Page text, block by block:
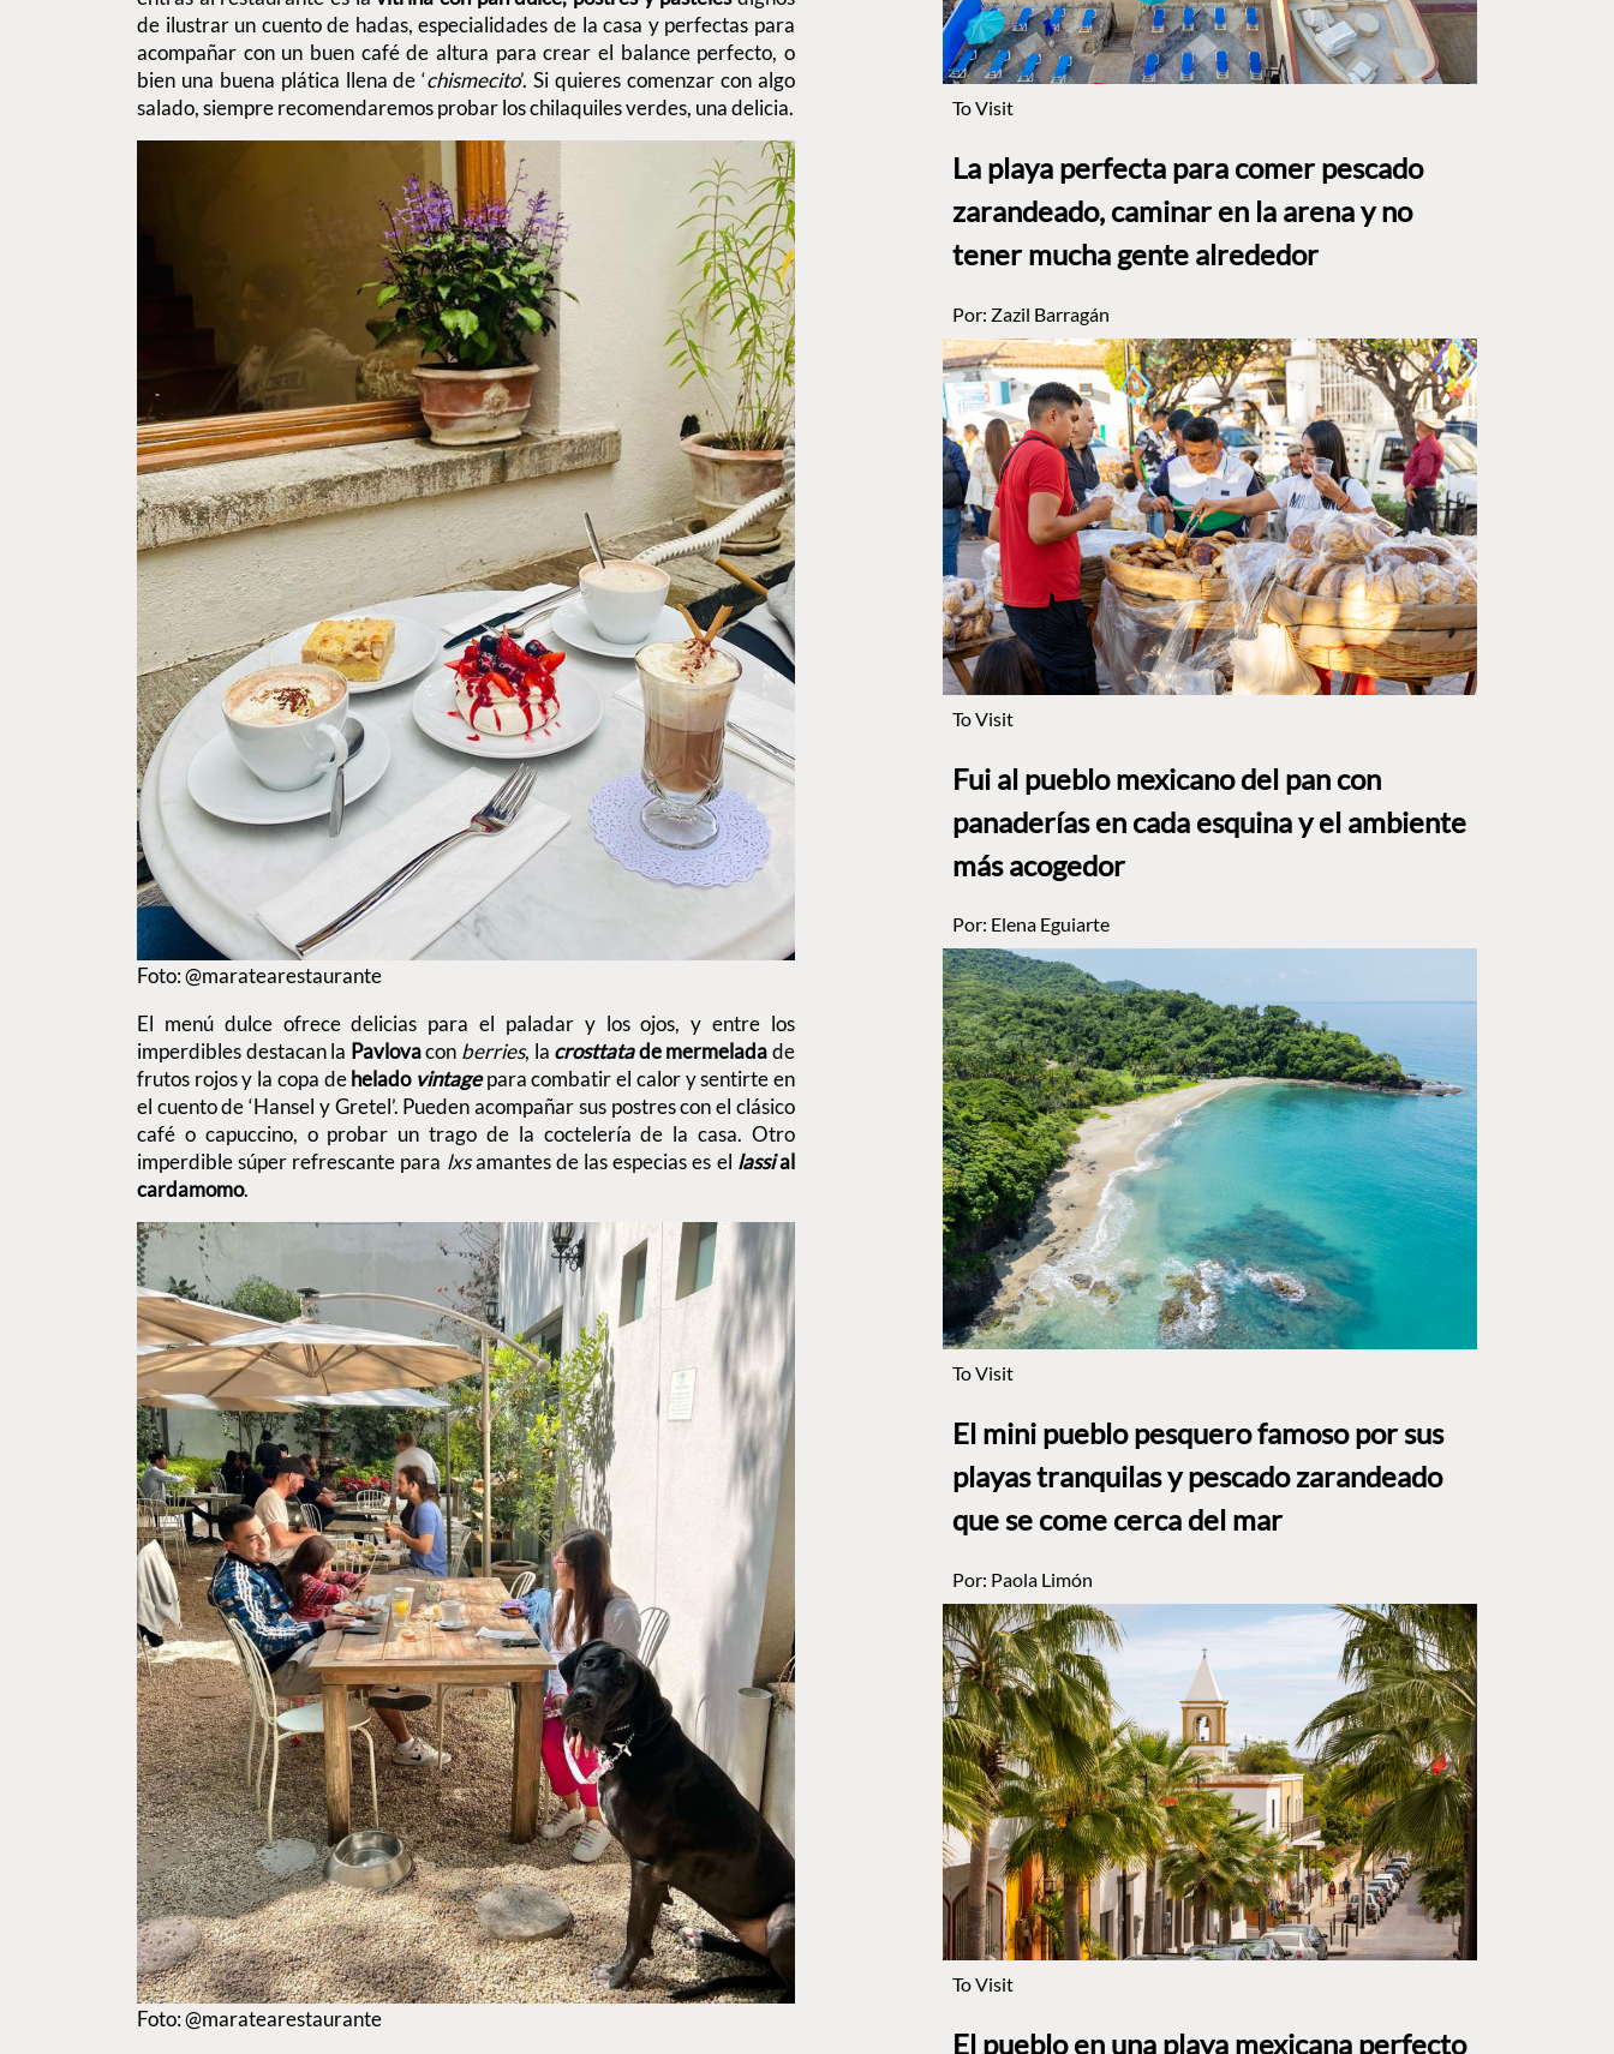
de ilustrar un cuento de hadas, especialidades de la casa y perfectas para
acompañar con un buen café de altura para crear el balance perfecto, o
bien una buena plática llena de ‘chismecito’. Si quieres comenzar con algo
salado, siempre recomendaremos probar los chilaquiles verdes, una delicia.
Foto: @maratearestaurante
El menú dulce ofrece delicias para el paladar y los ojos, y entre los
imperdibles destacan la Pavlovacon berries, la crosttatade mermeladade
frutos rojos y la copa dehelado vintagepara combatir el calor y sentirte en
el cuento de ‘Hansel y Gretel’. Pueden acompañar sus postres con el clásico
café o capuccino, o probar un trago de la coctelería de la casa. Otro
imperdible súper refrescante para lxsamantes de las especias es el lassial
cardamomo.
Foto: @maratearestaurante
To Visit
La playa perfecta para comer pescado
zarandeado, caminar en la arena y no
tener mucha gente alrededor
Por: Zazil Barragán
To Visit
Fui al pueblo mexicano del pan con
panaderías en cada esquina y el ambiente
más acogedor
Por: Elena Eguiarte
To Visit
El mini pueblo pesquero famoso por sus
playas tranquilas y pescado zarandeado
que se come cerca del mar
Por: Paola Limón
To Visit
El pueblo en una playa mexicana perfecto